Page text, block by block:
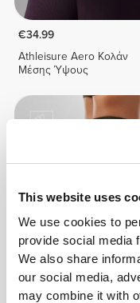
This website uses
We use cookies to
provide social media
We also share
our social media,
may combine it with
€34.99
Athleisure Aero Κολάν
Μέσης Ύψους
MuseFit Κολάν Μέσης